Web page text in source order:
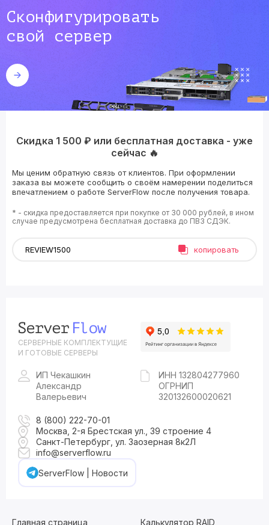
Сконфигурировать
свой сервер
Скидка 1 500 ₽ или бесплатная доставка - уже
сейчас 🔥
Мы ценим обратную связь от клиентов. При оформлении
заказа вы можете сообщить о своём намерении поделиться
впечатлением о работе ServerFlow после получения товара.
* - скидка предоставляется при покупке от 30 000 рублей, в ином
случае предусмотрена бесплатная доставка до ПВЗ СДЭК.
копировать
СЕРВЕРНЫЕ КОМПЛЕКТУЩИЕ
И ГОТОВЫЕ СЕРВЕРЫ
ИП Чекашкин
Александр
Валерьевич
ИНН 132804277960
ОГРНИП
320132600020621
8 (800) 222-70-01
Москва, 2-я Брестская ул., 39 строение 4
Санкт-Петербург, ул. Заозерная 8к2Л
info@serverflow.ru
ServerFlow | Новости
Главная страница Калькулятор RAID